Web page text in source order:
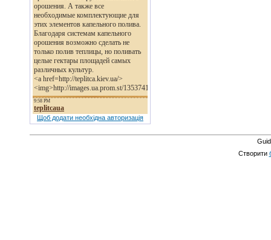
Щоб додати необхідна авторизація
Створити